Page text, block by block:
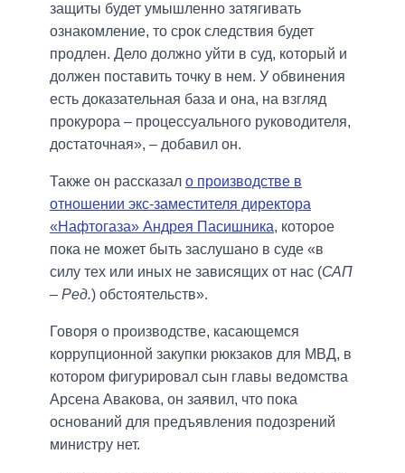
защиты будет умышленно затягивать
ознакомление, то срок следствия будет
продлен. Дело должно уйти в суд, который и
должен поставить точку в нем. У обвинения
есть доказательная база и она, на взгляд
прокурора – процессуального руководителя,
достаточная», – добавил он.
Также он рассказал о производстве в
отношении экс-заместителя директора
«Нафтогаза» Андрея Пасишника, которое
пока не может быть заслушано в суде «в
силу тех или иных не зависящих от нас (САП
– Ред.) обстоятельств».
Говоря о производстве, касающемся
коррупционной закупки рюкзаков для МВД, в
котором фигурировал сын главы ведомства
Арсена Авакова, он заявил, что пока
оснований для предъявления подозрений
министру нет.